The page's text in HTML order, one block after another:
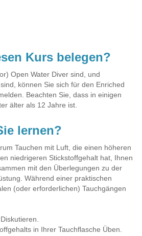
Kurs belegen?
Open Water Diver sind, und
können Sie sich für den Enriched
Beachten Sie, dass in einigen
älter als 12 Jahre ist.
lernen?
Tauchen mit Luft, die einen höheren
niedrigeren Stickstoffgehalt hat, Ihnen
mit den Überlegungen zu der
Während einer praktischen
(oder erforderlichen) Tauchgängen
in Ihrer Tauchflasche Üben.